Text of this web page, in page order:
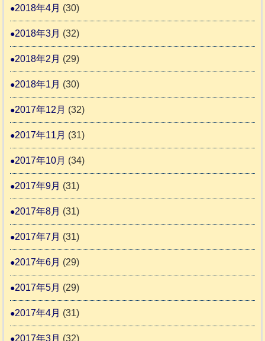
2018年4月 (30)
2018年3月 (32)
2018年2月 (29)
2018年1月 (30)
2017年12月 (32)
2017年11月 (31)
2017年10月 (34)
2017年9月 (31)
2017年8月 (31)
2017年7月 (31)
2017年6月 (29)
2017年5月 (29)
2017年4月 (31)
2017年3月 (32)